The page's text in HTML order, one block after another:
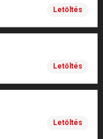
Letöltés
Letöltés
Letöltés